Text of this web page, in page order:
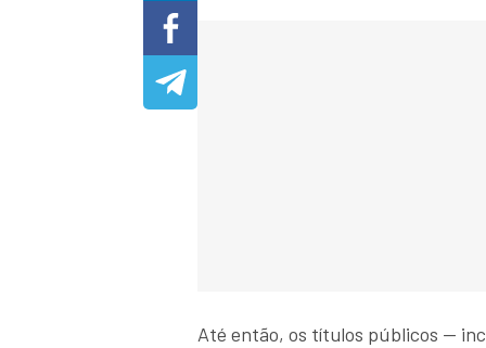
Até então, os títulos públicos —